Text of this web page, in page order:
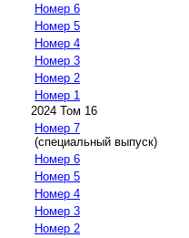
Номер 6
Номер 5
Номер 4
Номер 3
Номер 2
Номер 1
2024 Том 16
Номер 7
(специальный выпуск)
Номер 6
Номер 5
Номер 4
Номер 3
Номер 2